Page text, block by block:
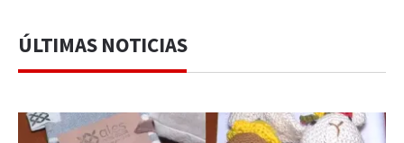
ÚLTIMAS NOTICIAS